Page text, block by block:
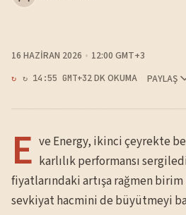
16 HAZIRAN 2026 12:00 GMT+3
↻ 14:55 GMT+32 DK OKUMA PAYLAŞ
E ve Energy, ikinci çeyrekte
karlılık performansı
fiyatlarındaki artışa rağmen
sevkiyat hacmini de büyütmeyi